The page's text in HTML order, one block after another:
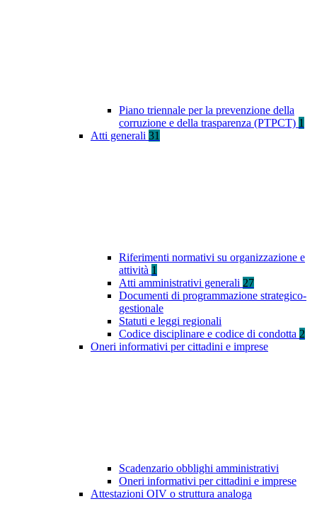
Piano triennale per la prevenzione della
corruzione e della trasparenza (PTPCT) 1
Atti generali 31
Riferimenti normativi su organizzazione e
attività 1
Atti amministrativi generali 27
Documenti di programmazione strategico-
gestionale
Statuti e leggi regionali
Codice disciplinare e codice di condotta 2
Oneri informativi per cittadini e imprese
Scadenzario obblighi amministrativi
Oneri informativi per cittadini e imprese
Attestazioni OIV o struttura analoga